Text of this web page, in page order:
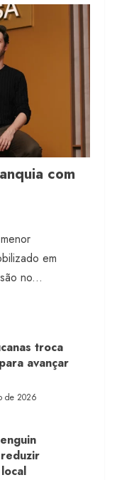
passaporte
nacional
2026
lança
estoque
de 2026
com
em
no...
troca
avançar
de 2026